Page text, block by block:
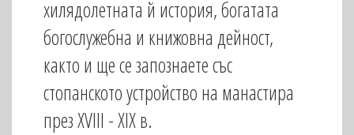
хилядолетната й история, богатата
богослужебна и книжовна дейност,
както и ще се запознаете със
стопанското устройство на манастира
през XVIII - XIX в.